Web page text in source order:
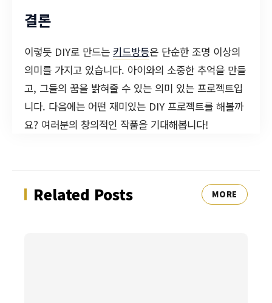
결론
이렇듯 DIY로 만드는 키드방등은 단순한 조명 이상의
의미를 가지고 있습니다. 아이와의 소중한 추억을 만들
고, 그들의 꿈을 밝혀줄 수 있는 의미 있는 프로젝트입
니다. 다음에는 어떤 재미있는 DIY 프로젝트를 해볼까
요? 여러분의 창의적인 작품을 기대해봅니다!
Related Posts MORE